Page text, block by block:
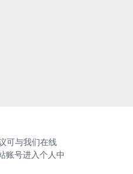
可与我们在线
账号进入个人中